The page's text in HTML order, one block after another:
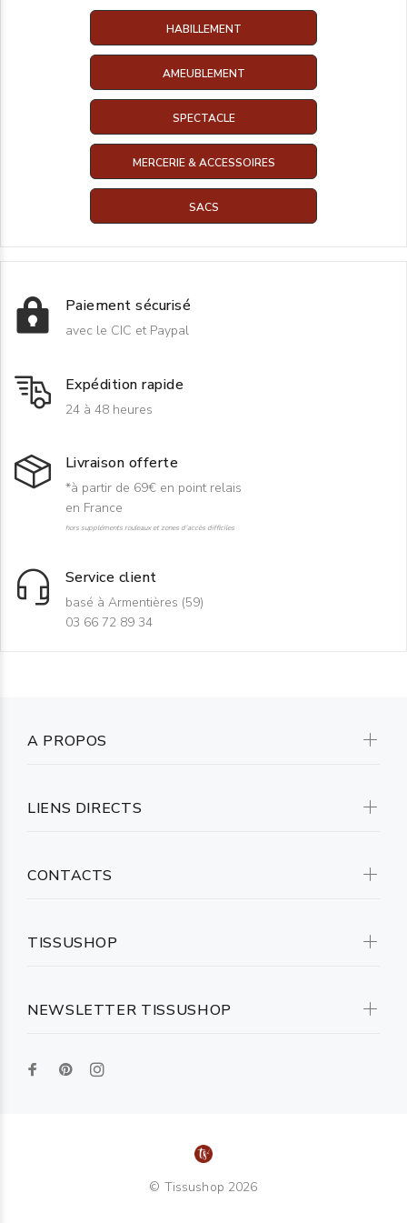
HABILLEMENT
AMEUBLEMENT
SPECTACLE
MERCERIE & ACCESSOIRES
SACS
Paiement sécurisé
avec le CIC et Paypal
Expédition rapide
24 à 48 heures
Livraison offerte
*à partir de 69€ en point relais
en France
hors suppléments rouleaux et zones d'accès difficiles
Service client
basé à Armentières (59)
03 66 72 89 34
NEWSLETTER TISSUSHOP
A PROPOS
LIENS DIRECTS
CONTACTS
TISSUSHOP
© Tissushop 2026